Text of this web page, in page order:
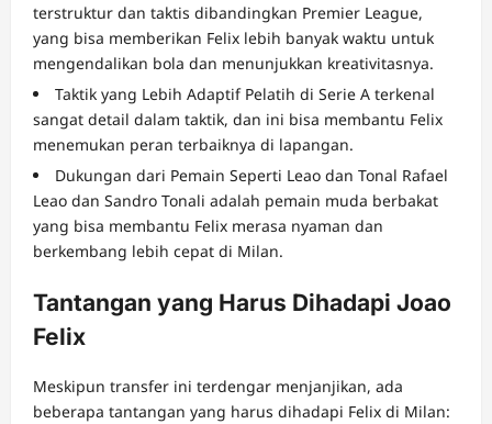
terstruktur dan taktis dibandingkan Premier League,
yang bisa memberikan Felix lebih banyak waktu untuk
mengendalikan bola dan menunjukkan kreativitasnya.
Taktik yang Lebih Adaptif Pelatih di Serie A terkenal
sangat detail dalam taktik, dan ini bisa membantu Felix
menemukan peran terbaiknya di lapangan.
Dukungan dari Pemain Seperti Leao dan Tonal Rafael
Leao dan Sandro Tonali adalah pemain muda berbakat
yang bisa membantu Felix merasa nyaman dan
berkembang lebih cepat di Milan.
Tantangan yang Harus Dihadapi Joao
Felix
Meskipun transfer ini terdengar menjanjikan, ada
beberapa tantangan yang harus dihadapi Felix di Milan: